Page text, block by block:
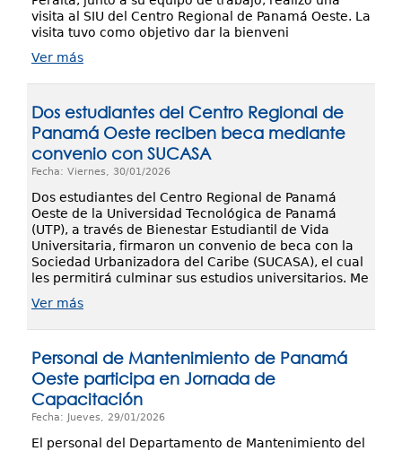
visita al SIU del Centro Regional de Panamá Oeste. La
visita tuvo como objetivo dar la bienveni
Ver más
Dos estudiantes del Centro Regional de
Panamá Oeste reciben beca mediante
convenio con SUCASA
Fecha: Viernes, 30/01/2026
Dos estudiantes del Centro Regional de Panamá
Oeste de la Universidad Tecnológica de Panamá
(UTP), a través de Bienestar Estudiantil de Vida
Universitaria, firmaron un convenio de beca con la
Sociedad Urbanizadora del Caribe (SUCASA), el cual
les permitirá culminar sus estudios universitarios. Me
Ver más
Personal de Mantenimiento de Panamá
Oeste participa en Jornada de
Capacitación
Fecha: Jueves, 29/01/2026
El personal del Departamento de Mantenimiento del